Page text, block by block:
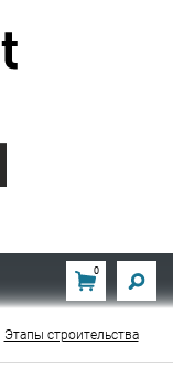
0
Этапы строительства